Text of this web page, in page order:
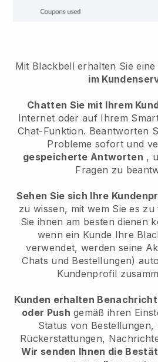
Mit Blackbell erhalten Sie
im
Chatten Sie mit Ihrem
Internet oder auf Ihrem
Chat-Funktion. Beantworten
Probleme sofort und
gespeicherte Antworten ,
Fragen zu
Sehen Sie sich Ihre
zu wissen, mit wem Sie es
Sie ihnen am besten dienen
wenn ein Kunde Ihre
verwendet, werden seine
Chats und Bestellungen)
Kundenprofil
Kunden erhalten
oder Push gemäß ihren
Status von Bestellungen,
Rückerstattungen,
Wir senden Ihnen die